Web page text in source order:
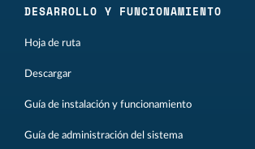
DESARROLLO Y FUNCIONAMIENTO
Hoja de ruta
Descargar
Guía de instalación y funcionamiento
Guía de administración del sistema